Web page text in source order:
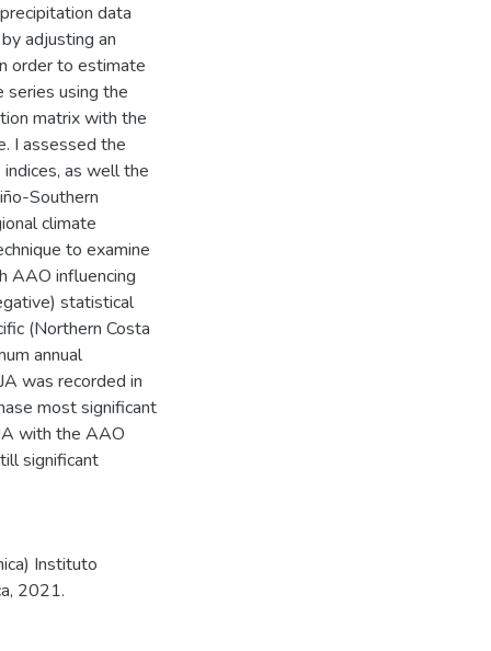
data
adjusting an
order to estimate
series using the
matrix with the
I assessed the
as well the
Southern
climate
to examine
AAO influencing
statistical
(Northern Costa
annual
was recorded in
most significant
with the AAO
significant
Instituto
2021.